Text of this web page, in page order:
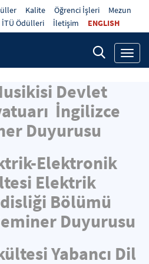
Kalite Öğrenci İşleri
Mezun
İTÜ Ödülleri İletişim ENGLISH
Devlet
İngilizce
Duyurusu
Elektronik
Elektrik
Bölümü
Duyurusu
Yabancı Dil